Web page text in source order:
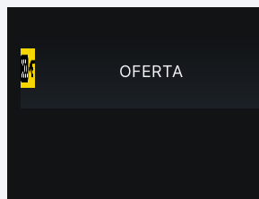
OFERTA